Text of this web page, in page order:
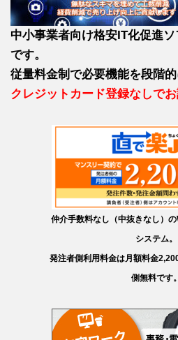
中小事業者向け格安IT化促進
です。
従量料金制で必要機能を段階的
クレジットカード登録なしでお
仲介手数料なし（中抜きなし）
システム。
発注者側利用料金は月額料金
側無料です。